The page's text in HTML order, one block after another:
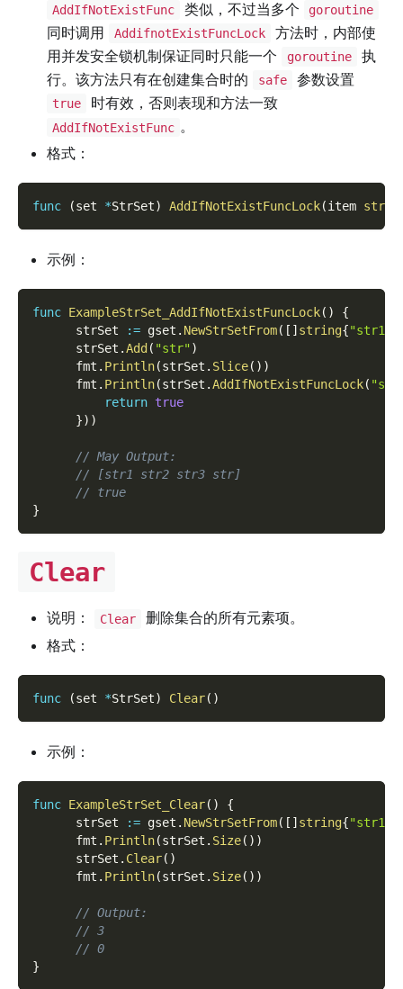
AddIfNotExistFunc 类似，不过当多个 goroutine
同时调用 AddifnotExistFuncLock
方法时，内部使
用并发安全锁机制保证同时只能一个
goroutine
执
行。该方法只有在创建集合时的
safe 参数设置
true 时有效，否则表现和方法一致
AddIfNotExistFunc 。
格式：
func (set *StrSet) AddIfNotExistFuncLock(item
示例：
func ExampleStrSet_AddIfNotExistFuncLock( )
{
      strSet
:= gset . NewStrSetFrom( [ ] string{"str1"
      strSet
.Add ( "str")
      fmt
. Println(strSet . Slice( ) )
      fmt
. Println(strSet .AddIfNotExistFuncLock(
return true
}) )
// May Output:
// [str1 str2 str3 str]
// true
}
Clear
说明： Clear
删除集合的所有元素项。
格式：
func (set *StrSet) Clear( )
示例：
func ExampleStrSet_Clear( )
{
      strSet
:= gset . NewStrSetFrom( [ ] string{"str1"
      fmt
. Println(strSet . Size( ) )
      strSet
. Clear( )
      fmt
. Println(strSet . Size( ) )
// Output:
// 3
// 0
}